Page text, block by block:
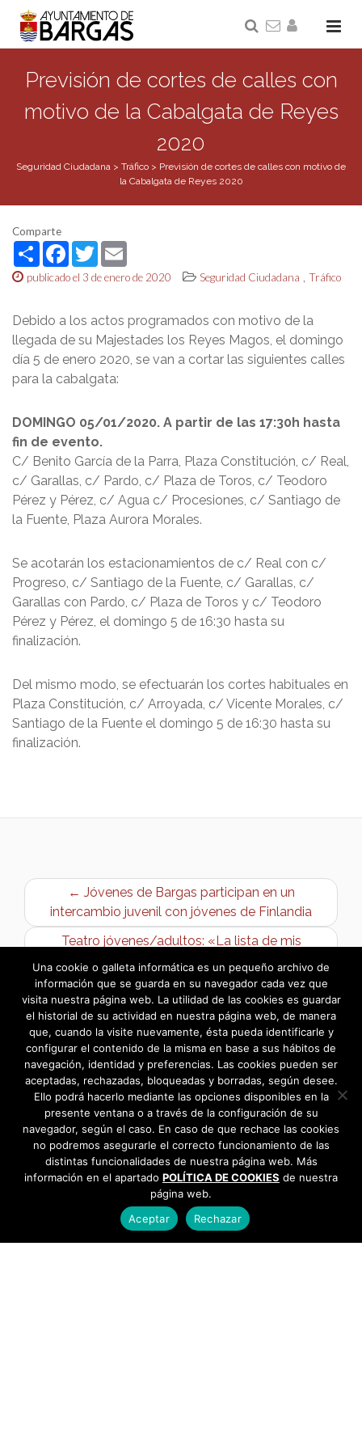
Previsión de cortes de calles con
motivo de la Cabalgata de Reyes
2020
Seguridad Ciudadana > Tráfico > Previsión de cortes de calles con motivo de
la Cabalgata de Reyes 2020
Comparte
ShareFacebook
Twitter
publicado el 3 de enero de 2020 Seguridad Ciudadana , Tráfico
Debido a los actos programados con motivo de la
llegada de su Majestades los Reyes Magos, el domingo
día 5 de enero 2020, se van a cortar las siguientes calles
para la cabalgata:
DOMINGO 05/01/2020. A partir de las 17:30h hasta
fin de evento.
C/ Benito García de la Parra, Plaza Constitución, c/ Real,
c/ Garallas, c/ Pardo, c/ Plaza de Toros, c/ Teodoro
Pérez y Pérez, c/ Agua c/ Procesiones, c/ Santiago de
la Fuente, Plaza Aurora Morales.
Se acotarán los estacionamientos de c/ Real con c/
Progreso, c/ Santiago de la Fuente, c/ Garallas, c/
Garallas con Pardo, c/ Plaza de Toros y c/ Teodoro
Pérez y Pérez, el domingo 5 de 16:30 hasta su
finalización.
Del mismo modo, se efectuarán los cortes habituales en
Plaza Constitución, c/ Arroyada, c/ Vicente Morales, c/
Santiago de la Fuente el domingo 5 de 16:30 hasta su
finalización.
← Jóvenes de Bargas participan en un
intercambio juvenil con jóvenes de Finlandia
Teatro jóvenes/adultos: «La lista de mis
deseos» →
Una cookie o galleta informática es un pequeño archivo de
información que se guarda en su navegador cada vez que
visita nuestra página web. La utilidad de las cookies es guardar
el historial de su actividad en nuestra página web, de manera
que, cuando la visite nuevamente, ésta pueda identificarle y
configurar el contenido de la misma en base a sus hábitos de
navegación, identidad y preferencias. Las cookies pueden ser
aceptadas, rechazadas, bloqueadas y borradas, según desee.
Ello podrá hacerlo mediante las opciones disponibles en la
presente ventana o a través de la configuración de su
navegador, según el caso. En caso de que rechace las cookies
no podremos asegurarle el correcto funcionamiento de las
distintas funcionalidades de nuestra página web. Más
información en el apartado POLÍTICA DE COOKIES de nuestra
página web.
Aceptar
Rechazar